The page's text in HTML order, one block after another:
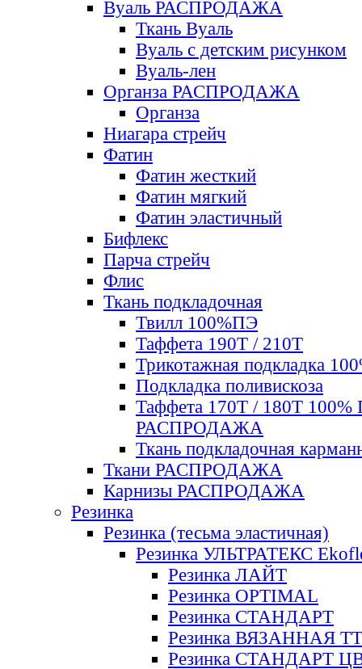
Вуаль РАСПРОДАЖА
Ткань Вуаль
Вуаль с детским рисунком
Вуаль-лен
Органза РАСПРОДАЖА
Органза
Ниагара стрейч
Фатин
Фатин жесткий
Фатин мягкий
Фатин элаcтичный
Бифлекс
Парча стрейч
Флис
Ткань подкладочная
Твилл 100%ПЭ
Таффета 190Т / 210Т
Трикотажная подкладка
Подкладка поливискоза
Таффета 170Т / 180Т 100%
РАСПРОДАЖА
Ткань подкладочная
Ткани РАСПРОДАЖА
Карнизы РАСПРОДАЖА
Резинка
Резинка (тесьма эластичная)
Резинка УЛЬТРАТЕКС
Резинка ЛАЙТ
Резинка OPTIMAL
Резинка СТАНДАРТ
Резинка ВЯЗАННАЯ ТТ
Резинка СТАНДАРТ